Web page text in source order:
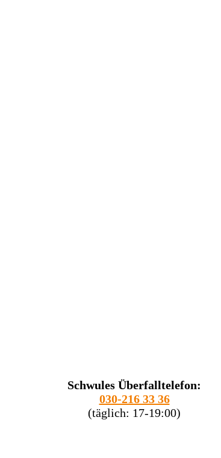
Schwules Überfalltelefon:
030-216 33 36
(täglich: 17-19:00)